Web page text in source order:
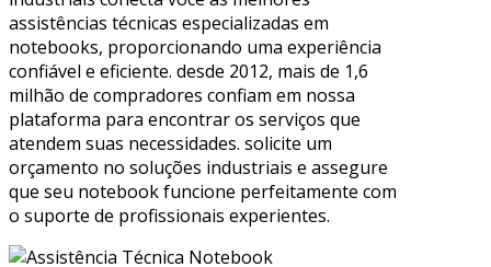
assistências técnicas especializadas em
notebooks, proporcionando uma experiência
confiável e eficiente. desde 2012, mais de 1,6
milhão de compradores confiam em nossa
plataforma para encontrar os serviços que
atendem suas necessidades. solicite um
orçamento no soluções industriais e assegure
que seu notebook funcione perfeitamente com
o suporte de profissionais experientes.